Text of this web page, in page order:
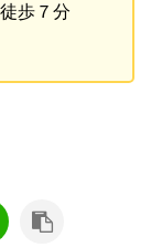
歩７分